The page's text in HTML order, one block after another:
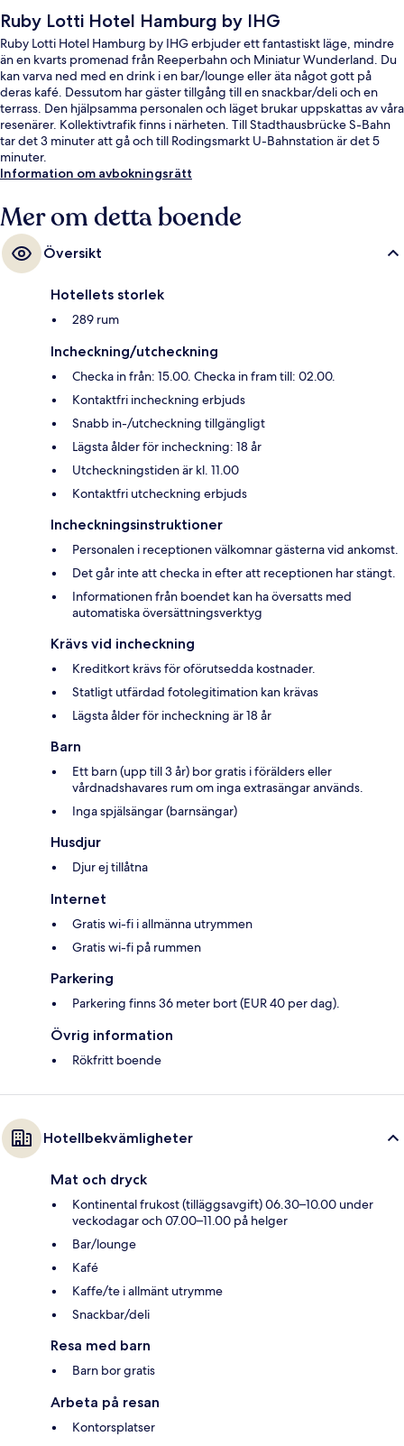
Ruby Lotti Hotel Hamburg by IHG
Ruby Lotti Hotel Hamburg by IHG erbjuder ett fantastiskt läge, mindre
än en kvarts promenad från Reeperbahn och Miniatur Wunderland. Du
kan varva ned med en drink i en bar/lounge eller äta något gott på
deras kafé. Dessutom har gäster tillgång till en snackbar/deli och en
terrass. Den hjälpsamma personalen och läget brukar uppskattas av våra
resenärer. Kollektivtrafik finns i närheten. Till Stadthausbrücke S-Bahn
tar det 3 minuter att gå och till Rodingsmarkt U-Bahnstation är det 5
minuter.
Information om avbokningsrätt
Mer om detta boende
Översikt
Hotellets storlek
289 rum
Incheckning/utcheckning
Checka in från: 15.00. Checka in fram till: 02.00.
Kontaktfri incheckning erbjuds
Snabb in-/utcheckning tillgängligt
Lägsta ålder för incheckning: 18 år
Utcheckningstiden är kl. 11.00
Kontaktfri utcheckning erbjuds
Incheckningsinstruktioner
Personalen i receptionen välkomnar gästerna vid ankomst.
Det går inte att checka in efter att receptionen har stängt.
Informationen från boendet kan ha översatts med
automatiska översättningsverktyg
Krävs vid incheckning
Kreditkort krävs för oförutsedda kostnader.
Statligt utfärdad fotolegitimation kan krävas
Lägsta ålder för incheckning är 18 år
Barn
Ett barn (upp till 3 år) bor gratis i förälders eller
vårdnadshavares rum om inga extrasängar används.
Inga spjälsängar (barnsängar)
Husdjur
Djur ej tillåtna
Internet
Gratis wi-fi i allmänna utrymmen
Gratis wi-fi på rummen
Parkering
Parkering finns 36 meter bort (EUR 40 per dag).
Övrig information
Rökfritt boende
Hotellbekvämligheter
Mat och dryck
Kontinental frukost (tilläggsavgift) 06.30–10.00 under
veckodagar och 07.00–11.00 på helger
Bar/lounge
Kafé
Kaffe/te i allmänt utrymme
Snackbar/deli
Resa med barn
Barn bor gratis
Arbeta på resan
Kontorsplatser